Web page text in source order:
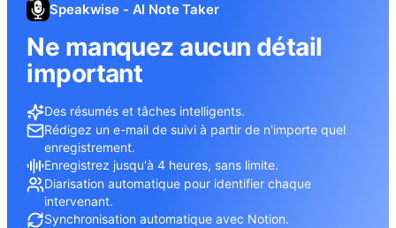
Speakwise - AI Note Taker
Ne manquez aucun détail
important
Des résumés et tâches intelligents.
Rédigez un e-mail de suivi à partir de n'importe quel
enregistrement.
Enregistrez jusqu'à 4 heures, sans limite.
Diarisation automatique pour identifier chaque
intervenant.
Synchronisation automatique avec Notion.